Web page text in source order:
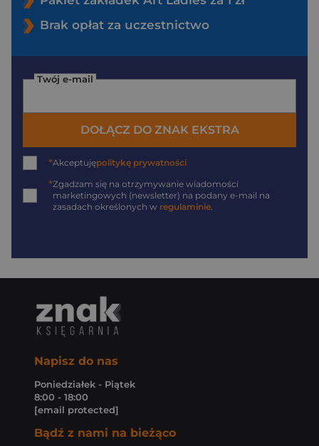
Brak opłat za uczestnictwo
Twój e-mail
DOŁĄCZ DO ZNAK EKSTRA
*Akceptujępolitykę prywatności
*Zgadzam się na otrzymywanie wiadomości
marketingowych (newsletter) na podany e-mail na
zasadach określonych w regulaminie
Napisz do nas
Poniedziałek - Piątek
8:00 - 18:00
[email protected]
Bądź z nami na bieżąco